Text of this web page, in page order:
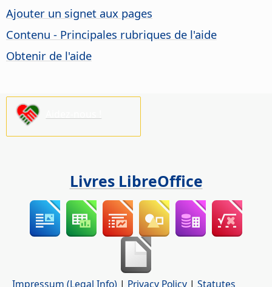
Ajouter un signet aux pages
Contenu - Principales rubriques de l'aide
Obtenir de l'aide
Livres LibreOffice
Impressum (Legal Info) | Privacy Policy | Statutes